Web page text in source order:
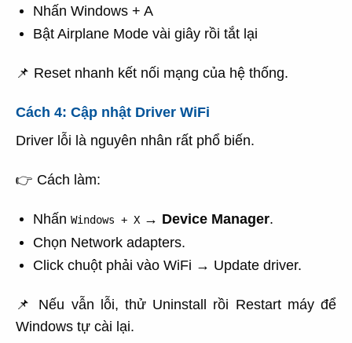
Nhấn Windows + A
Bật Airplane Mode vài giây rồi tắt lại
📌 Reset nhanh kết nối mạng của hệ thống.
Cách 4: Cập nhật Driver WiFi
Driver lỗi là nguyên nhân rất phổ biến.
👉 Cách làm:
Nhấn Windows + X→ Device Manager.
Chọn Network adapters.
Click chuột phải vào WiFi → Update driver.
📌 Nếu vẫn lỗi, thử Uninstall rồi Restart máy để
Windows tự cài lại.